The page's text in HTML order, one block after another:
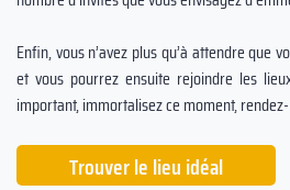
Enfin, vous n’avez plus qu’à attendre que
et vous pourrez ensuite rejoindre les
important, immortalisez ce moment,
Trouver le lieu idéal